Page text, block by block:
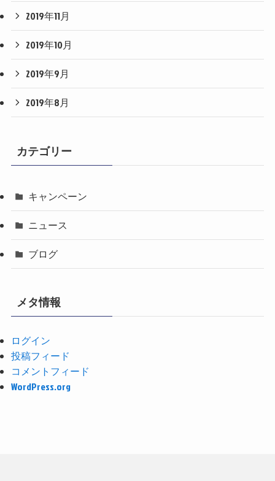
2019年11月
2019年10月
2019年9月
2019年8月
カテゴリー
キャンペーン
ニュース
ブログ
メタ情報
ログイン
投稿フィード
コメントフィード
WordPress.org